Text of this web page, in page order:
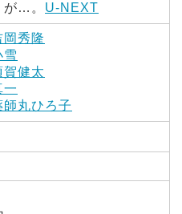
が…。 U-NEXT
岡秀隆
雪
賀健太
一
師丸ひろ子